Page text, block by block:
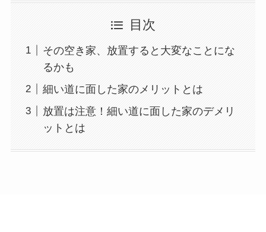
目次
その空き家、放置すると大変なことにな
るかも
細い道に面した家のメリットとは
放置は注意！細い道に面した家のデメリ
ットとは